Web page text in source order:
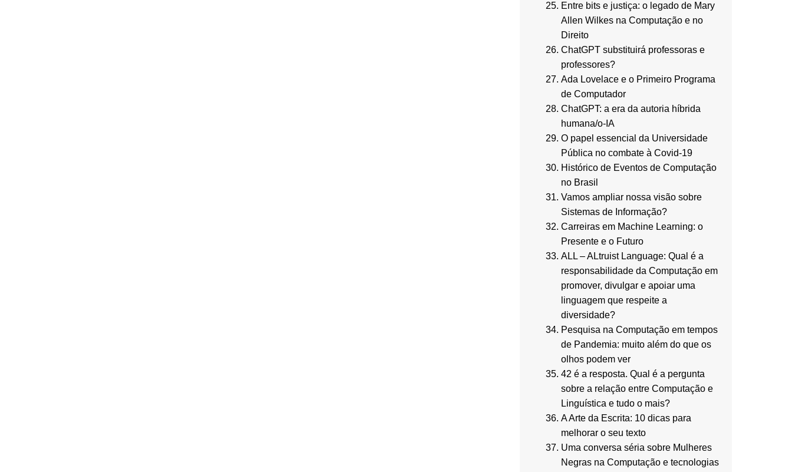
Entre bits e justiça: o legado de Mary
Allen Wilkes na Computação e no
Direito
ChatGPT substituirá professoras e
professores?
Ada Lovelace e o Primeiro Programa
de Computador
ChatGPT: a era da autoria híbrida
humana/o-IA
O papel essencial da Universidade
Pública no combate à Covid-19
Histórico de Eventos de Computação
no Brasil
Vamos ampliar nossa visão sobre
Sistemas de Informação?
Carreiras em Machine Learning: o
Presente e o Futuro
ALL – ALtruist Language: Qual é a
responsabilidade da Computação em
promover, divulgar e apoiar uma
linguagem que respeite a
diversidade?
Pesquisa na Computação em tempos
de Pandemia: muito além do que os
olhos podem ver
42 é a resposta. Qual é a pergunta
sobre a relação entre Computação e
Linguística e tudo o mais?
A Arte da Escrita: 10 dicas para
melhorar o seu texto
Uma conversa séria sobre Mulheres
Negras na Computação e tecnologias